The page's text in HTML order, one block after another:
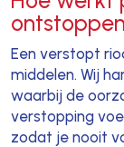
Een verstopt
middelen. Wij
waarbij de
verstopping
zodat je nooit